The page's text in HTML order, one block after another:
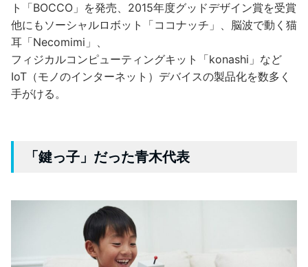
ト「BOCCO」を発売、2015年度グッドデザイン賞を受賞
他にもソーシャルロボット「ココナッチ」、脳波で動く猫
耳「Necomimi」、
フィジカルコンピューティングキット「konashi」など
IoT（モノのインターネット）デバイスの製品化を数多く
手がける。
「鍵っ子」だった青木代表